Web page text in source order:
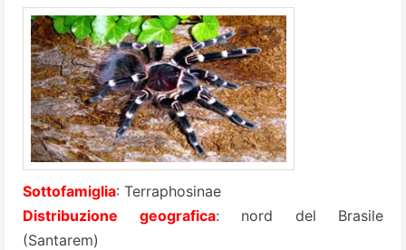
Sottofamiglia: Terraphosinae
Distribuzione geografica: nord del Brasile
(Santarem)